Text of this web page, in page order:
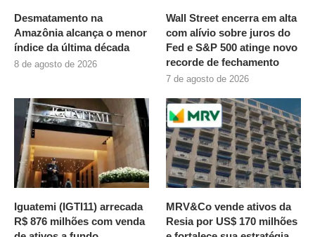
Desmatamento na
Amazônia alcança o menor
índice da última década
8 de agosto de 2026
Wall Street encerra em alta
com alívio sobre juros do
Fed e S&P 500 atinge novo
recorde de fechamento
7 de agosto de 2026
Iguatemi (IGTI11) arrecada
R$ 876 milhões com venda
MRV&Co vende ativos da
Resia por US$ 170 milhões